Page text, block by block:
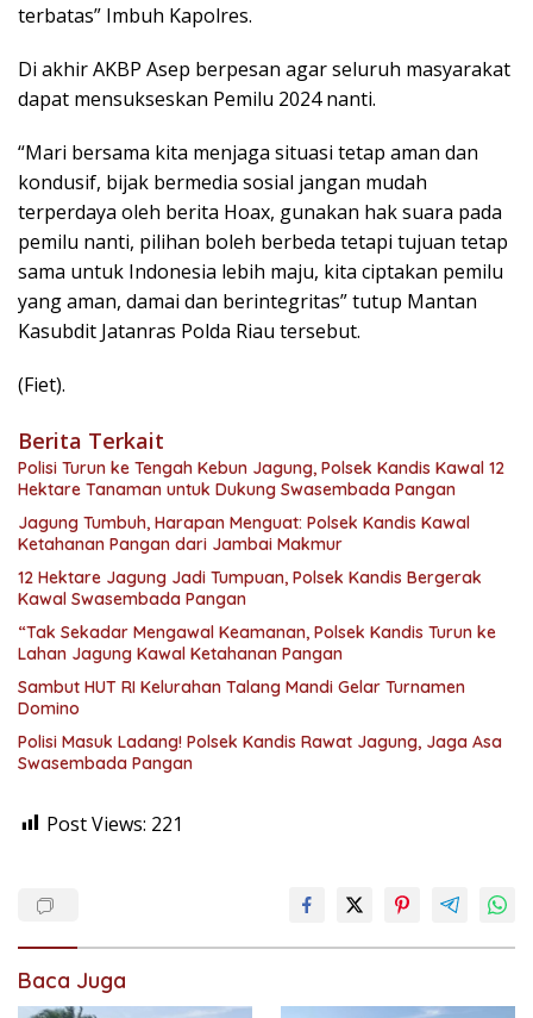
terbatas” Imbuh Kapolres.
Di akhir AKBP Asep berpesan agar seluruh masyarakat
dapat mensukseskan Pemilu 2024 nanti.
“Mari bersama kita menjaga situasi tetap aman dan
kondusif, bijak bermedia sosial jangan mudah
terperdaya oleh berita Hoax, gunakan hak suara pada
pemilu nanti, pilihan boleh berbeda tetapi tujuan tetap
sama untuk Indonesia lebih maju, kita ciptakan pemilu
yang aman, damai dan berintegritas” tutup Mantan
Kasubdit Jatanras Polda Riau tersebut.
(Fiet).
Berita Terkait
Polisi Turun ke Tengah Kebun Jagung, Polsek Kandis Kawal 12
Hektare Tanaman untuk Dukung Swasembada Pangan
Jagung Tumbuh, Harapan Menguat: Polsek Kandis Kawal
Ketahanan Pangan dari Jambai Makmur
12 Hektare Jagung Jadi Tumpuan, Polsek Kandis Bergerak
Kawal Swasembada Pangan
“Tak Sekadar Mengawal Keamanan, Polsek Kandis Turun ke
Lahan Jagung Kawal Ketahanan Pangan
Sambut HUT RI Kelurahan Talang Mandi Gelar Turnamen
Domino
Polisi Masuk Ladang! Polsek Kandis Rawat Jagung, Jaga Asa
Swasembada Pangan
Post Views: 221
Baca Juga